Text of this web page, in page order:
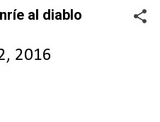
al diablo
2016